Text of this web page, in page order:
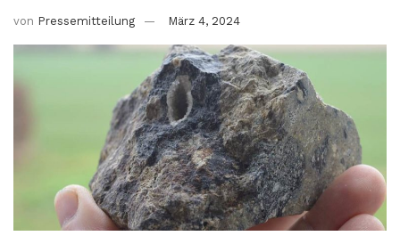
von Pressemitteilung März 4, 2024